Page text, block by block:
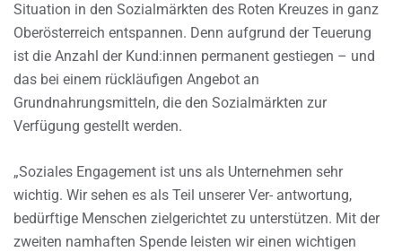
Situation in den Sozialmärkten des Roten Kreuzes in ganz
Oberösterreich entspannen. Denn aufgrund der Teuerung
ist die Anzahl der Kund:innen permanent gestiegen – und
das bei einem rückläufigen Angebot an
Grundnahrungsmitteln, die den Sozialmärkten zur
Verfügung gestellt werden.
„Soziales Engagement ist uns als Unternehmen sehr
wichtig. Wir sehen es als Teil unserer Ver- antwortung,
bedürftige Menschen zielgerichtet zu unterstützen. Mit der
zweiten namhaften Spende leisten wir einen wichtigen